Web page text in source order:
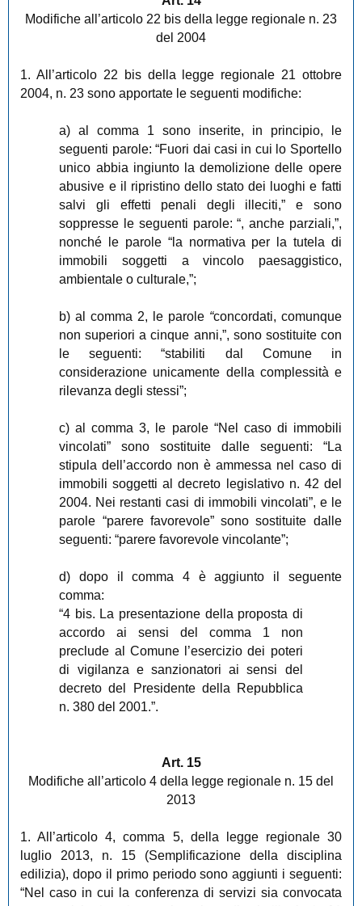
Modifiche all’articolo 22 bis della legge regionale n. 23
del 2004
1. All’articolo 22 bis della legge regionale 21 ottobre
2004, n. 23 sono apportate le seguenti modifiche:
a) al comma 1 sono inserite, in principio, le
seguenti parole: “Fuori dai casi in cui lo Sportello
unico abbia ingiunto la demolizione delle opere
abusive e il ripristino dello stato dei luoghi e fatti
salvi gli effetti penali degli illeciti,” e sono
soppresse le seguenti parole: “, anche parziali,”,
nonché le parole “la normativa per la tutela di
immobili soggetti a vincolo paesaggistico,
ambientale o culturale,”;
b) al comma 2, le parole “concordati, comunque
non superiori a cinque anni,”, sono sostituite con
le seguenti: “stabiliti dal Comune in
considerazione unicamente della complessità e
rilevanza degli stessi”;
c) al comma 3, le parole “Nel caso di immobili
vincolati” sono sostituite dalle seguenti: “La
stipula dell’accordo non è ammessa nel caso di
immobili soggetti al decreto legislativo n. 42 del
2004. Nei restanti casi di immobili vincolati”, e le
parole “parere favorevole” sono sostituite dalle
seguenti: “parere favorevole vincolante”;
d) dopo il comma 4 è aggiunto il seguente
comma:
“4 bis. La presentazione della proposta di
accordo ai sensi del comma 1 non
preclude al Comune l’esercizio dei poteri
di vigilanza e sanzionatori ai sensi del
decreto del Presidente della Repubblica
n. 380 del 2001.”.
Art. 15
Modifiche all’articolo 4 della legge regionale n. 15 del
2013
1. All’articolo 4, comma 5, della legge regionale 30
luglio 2013, n. 15 (Semplificazione della disciplina
edilizia), dopo il primo periodo sono aggiunti i seguenti:
“Nel caso in cui la conferenza di servizi sia convocata